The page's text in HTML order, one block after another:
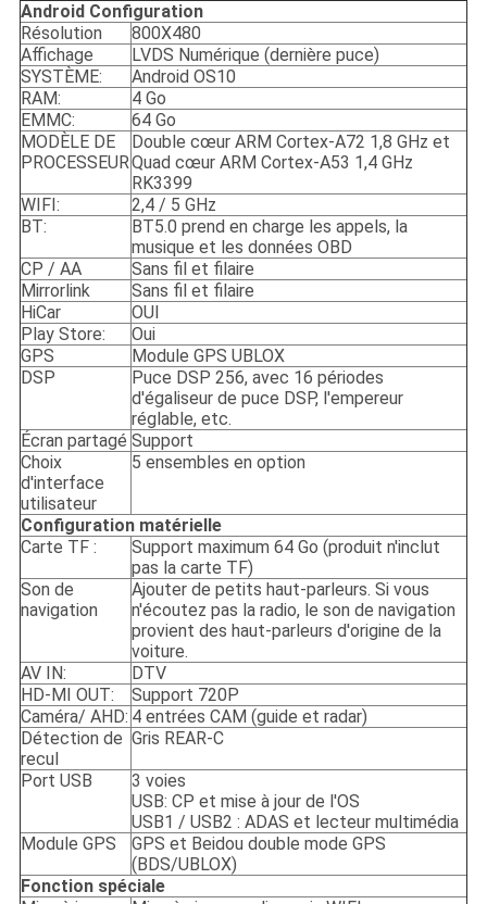
Android Configuration
Résolution
800X480
Affichage
LVDS Numérique (dernière puce)
SYSTÈME:
Android OS10
RAM:
4 Go
EMMC:
64 Go
MODÈLE DE
PROCESSEUR
Double cœur ARM Cortex-A72 1,8 GHz et
Quad cœur ARM Cortex-A53 1,4 GHz
RK3399
WIFI:
2,4 / 5 GHz
BT:
BT5.0 prend en charge les appels, la
musique et les données OBD
CP / AA
Sans fil et filaire
Mirrorlink
Sans fil et filaire
HiCar
OUI
Play Store:
Oui
GPS
Module GPS UBLOX
DSP
Puce DSP 256, avec 16 périodes
d'égaliseur de puce DSP, l'empereur
réglable, etc.
Écran partagé Support
Choix
d'interface
utilisateur
5 ensembles en option
Configuration matérielle
Carte TF :
Support maximum 64 Go (produit n'inclut
pas la carte TF)
Son de
navigation
Ajouter de petits haut-parleurs. Si vous
n'écoutez pas la radio, le son de navigation
provient des haut-parleurs d'origine de la
voiture.
AV IN:
DTV
HD-MI OUT:
Support 720P
Caméra/ AHD: 4 entrées CAM (guide et radar)
Détection de
recul
Gris REAR-C
Port USB
3 voies
USB: CP et mise à jour de l'OS
USB1 / USB2 : ADAS et lecteur multimédia
Module GPS
GPS et Beidou double mode GPS
(BDS/UBLOX)
Fonction spéciale